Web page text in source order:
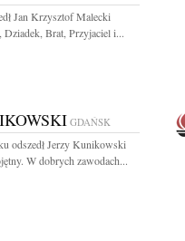
Jan Krzysztof Malecki
Dziadek, Brat, Przyjaciel i...
GDAŃSK
odszedł Jerzy Kunikowski
W dobrych zawodach...